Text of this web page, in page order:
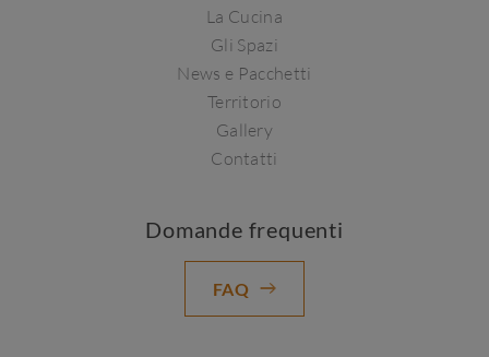
La Cucina
Gli Spazi
News e Pacchetti
Territorio
Gallery
Contatti
Domande frequenti
FAQ